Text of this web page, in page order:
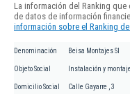
La información del Ranking
de datos de información
información sobre el Ranking
Denominación Beisa Montajes Sl
Objeto Social Instalación y
Domicilio Social Calle Gayarre , 3